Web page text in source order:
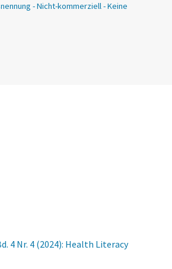
- Nicht-kommerziell - Keine
4 Nr. 4 (2024): Health Literacy